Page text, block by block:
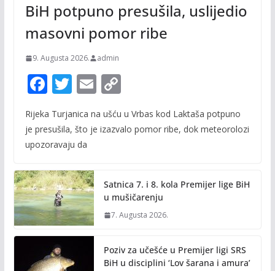
BiH potpuno presušila, uslijedio
masovni pomor ribe
9. Augusta 2026. admin
F
e
b
o
k
T
itt
er
E
m
ai
C
p
n
k
Rijeka Turjanica na ušću u Vrbas kod Laktaša potpuno
je presušila, što je izazvalo pomor ribe, dok meteorolozi
upozoravaju da
Satnica 7. i 8. kola Premijer lige BiH
u mušičarenju
7. Augusta 2026.
Poziv za učešće u Premijer ligi SRS
BiH u disciplini ‘Lov šarana i amura’